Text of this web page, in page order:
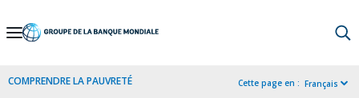
Skip
Navigation
COMPRENDRE LA PAUVRETÉ Cette page en : Français